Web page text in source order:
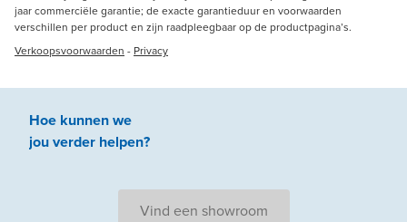
jaar commerciële garantie; de exacte garantieduur en voorwaarden
verschillen per product en zijn raadpleegbaar op de productpagina’s.
Verkoopsvoorwaarden - Privacy
Hoe kunnen we
jouverder helpen?
Vind een showroom